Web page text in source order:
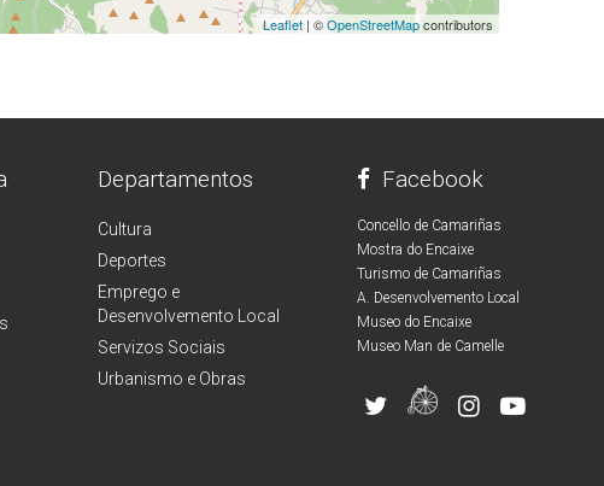
Leaflet | ©OpenStreetMapcontributors
Departamentos
Cultura
Deportes
Emprego e
Desenvolvemento Local
Servizos Sociais
Urbanismo e Obras
Facebook
Concello de Camariñas
Mostra do Encaixe
Turismo de Camariñas
A. Desenvolvemento Local
Museo do Encaixe
Museo Man de Camelle